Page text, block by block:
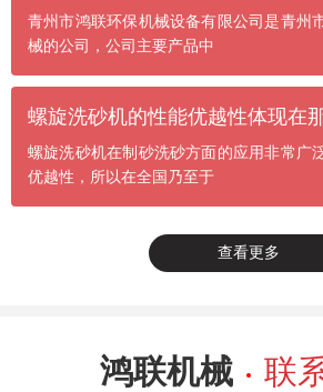
青州市鸿联环保机械设备有限公司是青州
械的公司，公司主要产品中
螺旋洗砂机的性能优越性体现在
螺旋洗砂机在制砂洗砂方面的应用非常广
优越性，所以在全国乃至于
查看更多
鸿联机械 联